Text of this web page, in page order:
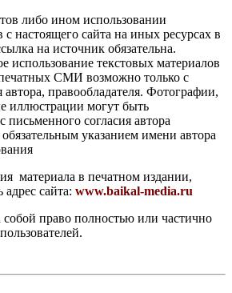
либо ином использовании
с настоящего сайта на иных ресурсах в
на источник обязательна.
использование текстовых материалов
СМИ возможно только с
автора, правообладателя. Фотографии,
иллюстрации могут быть
письменного согласия автора
указанием имени автора
материала в печатном издании,
сайта: www.baikal-media.ru
собой право полностью или частично